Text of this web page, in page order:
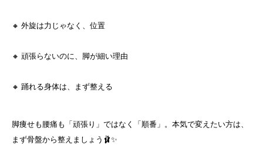
🔸 外旋は力じゃなく、位置
🔸 頑張らないのに、脚が細い理由
🔸 踊れる身体は、まず整える
脚痩せも腰痛も「頑張り」ではなく「順番」。本気で変えたい方は、
まず骨盤から整えましょう🩰✨